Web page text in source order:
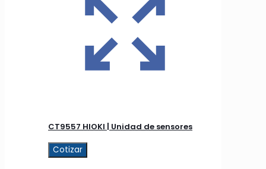
CT9557 HIOKI | Unidad de sensores
Cotizar